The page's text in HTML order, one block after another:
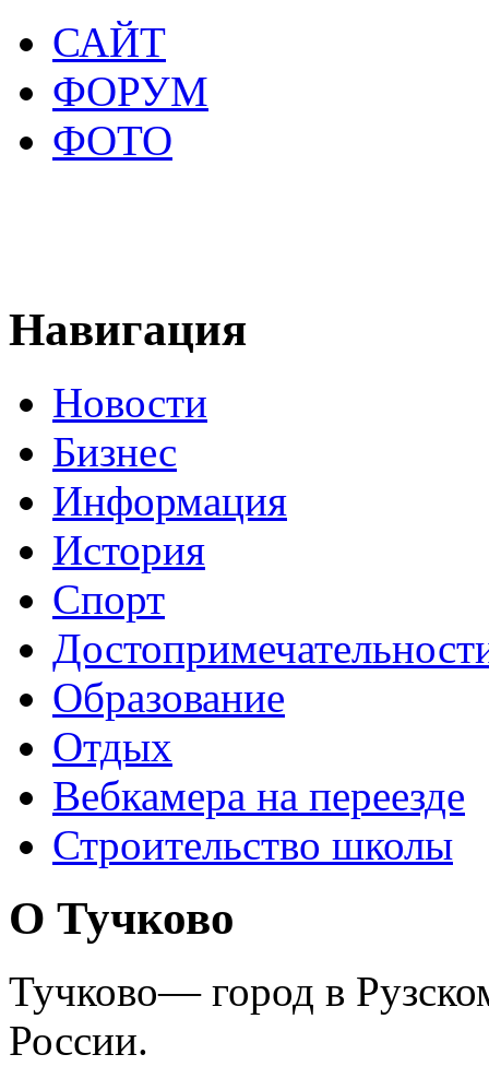
САЙТ
ФОРУМ
ФОТО
Навигация
Новости
Бизнес
Информация
История
Спорт
Образование
Отдых
Вебкамера на переезде
Строительство школы
О Тучково
Тучково— город в
России.